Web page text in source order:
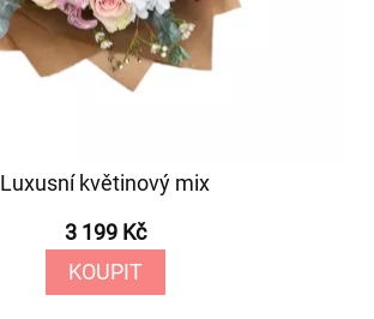
Luxusní květinový mix
3 199 Kč
KOUPIT